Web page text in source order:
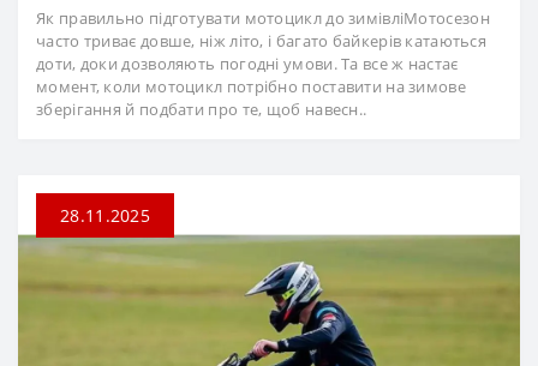
Як правильно підготувати мотоцикл до зимівліМотосезон
часто триває довше, ніж літо, і багато байкерів катаються
доти, доки дозволяють погодні умови. Та все ж настає
момент, коли мотоцикл потрібно поставити на зимове
зберігання й подбати про те, щоб навесн..
28.11.2025